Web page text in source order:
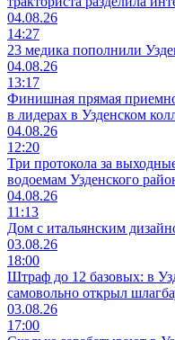
04.08.26
14:27
23 медика пополнили
04.08.26
13:17
Финишная прямая
в лидерах в Узденском
04.08.26
12:20
Три протокола за
водоемам Узденского
04.08.26
11:13
Дом с итальянским
03.08.26
18:00
Штраф до 12 базовых: в
самовольно открыл
03.08.26
17:00